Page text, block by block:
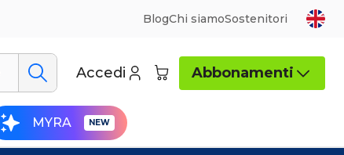
BlogChi siamoSostenitori
Accedi Abbonamenti
MYRA